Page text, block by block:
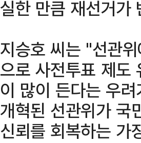
실한 만큼 재선거가
지승호 씨는 "선관
으로 사전투표 제도
이 많이 든다는 우
개혁된 선관위가 국
신뢰를 회복하는 가